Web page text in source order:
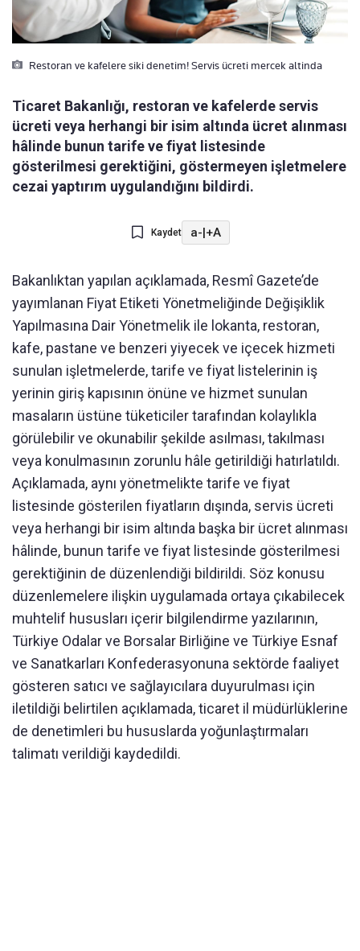
Restoran ve kafelere siki denetim! Servis ücreti mercek altinda
Ticaret Bakanlığı, restoran ve kafelerde servis
ücreti veya herhangi bir isim altında ücret alınması
hâlinde bunun tarife ve fiyat listesinde
gösterilmesi gerektiğini, göstermeyen işletmelere
cezai yaptırım uygulandığını bildirdi.
Kaydet a-|+A
Bakanlıktan yapılan açıklamada, Resmî Gazete’de
yayımlanan Fiyat Etiketi Yönetmeliğinde Değişiklik
Yapılmasına Dair Yönetmelik ile lokanta, restoran,
kafe, pastane ve benzeri yiyecek ve içecek hizmeti
sunulan işletmelerde, tarife ve fiyat listelerinin iş
yerinin giriş kapısının önüne ve hizmet sunulan
masaların üstüne tüketiciler tarafından kolaylıkla
görülebilir ve okunabilir şekilde asılması, takılması
veya konulmasının zorunlu hâle getirildiği hatırlatıldı.
Açıklamada, aynı yönetmelikte tarife ve fiyat
listesinde gösterilen fiyatların dışında, servis ücreti
veya herhangi bir isim altında başka bir ücret alınması
hâlinde, bunun tarife ve fiyat listesinde gösterilmesi
gerektiğinin de düzenlendiği bildirildi. Söz konusu
düzenlemelere ilişkin uygulamada ortaya çıkabilecek
muhtelif hususları içerir bilgilendirme yazılarının,
Türkiye Odalar ve Borsalar Birliğine ve Türkiye Esnaf
ve Sanatkarları Konfederasyonuna sektörde faaliyet
gösteren satıcı ve sağlayıcılara duyurulması için
iletildiği belirtilen açıklamada, ticaret il müdürlüklerine
de denetimleri bu hususlarda yoğunlaştırmaları
talimatı verildiği kaydedildi.